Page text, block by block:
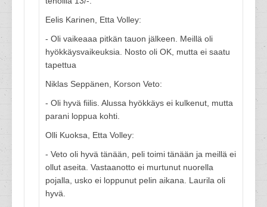
Eelis Karinen, Etta Volley:
- Oli vaikeaaa pitkän tauon jälkeen. Meillä oli
hyökkäysvaikeuksia. Nosto oli OK, mutta ei saatu
tapettua
Niklas Seppänen, Korson Veto:
- Oli hyvä fiilis. Alussa hyökkäys ei kulkenut, mutta
parani loppua kohti.
Olli Kuoksa, Etta Volley:
- Veto oli hyvä tänään, peli toimi tänään ja meillä ei
ollut aseita. Vastaanotto ei murtunut nuorella
pojalla, usko ei loppunut pelin aikana. Laurila oli
hyvä.